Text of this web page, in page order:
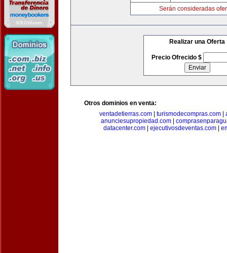
Serán consideradas
Realizar una Oferta
Precio Ofrecido $
Otros dominios en venta:
ventadetierras.com
turismodecompras.com
anunciesupropiedad.com|
datacenter.com
ejecutivosdeventas.com